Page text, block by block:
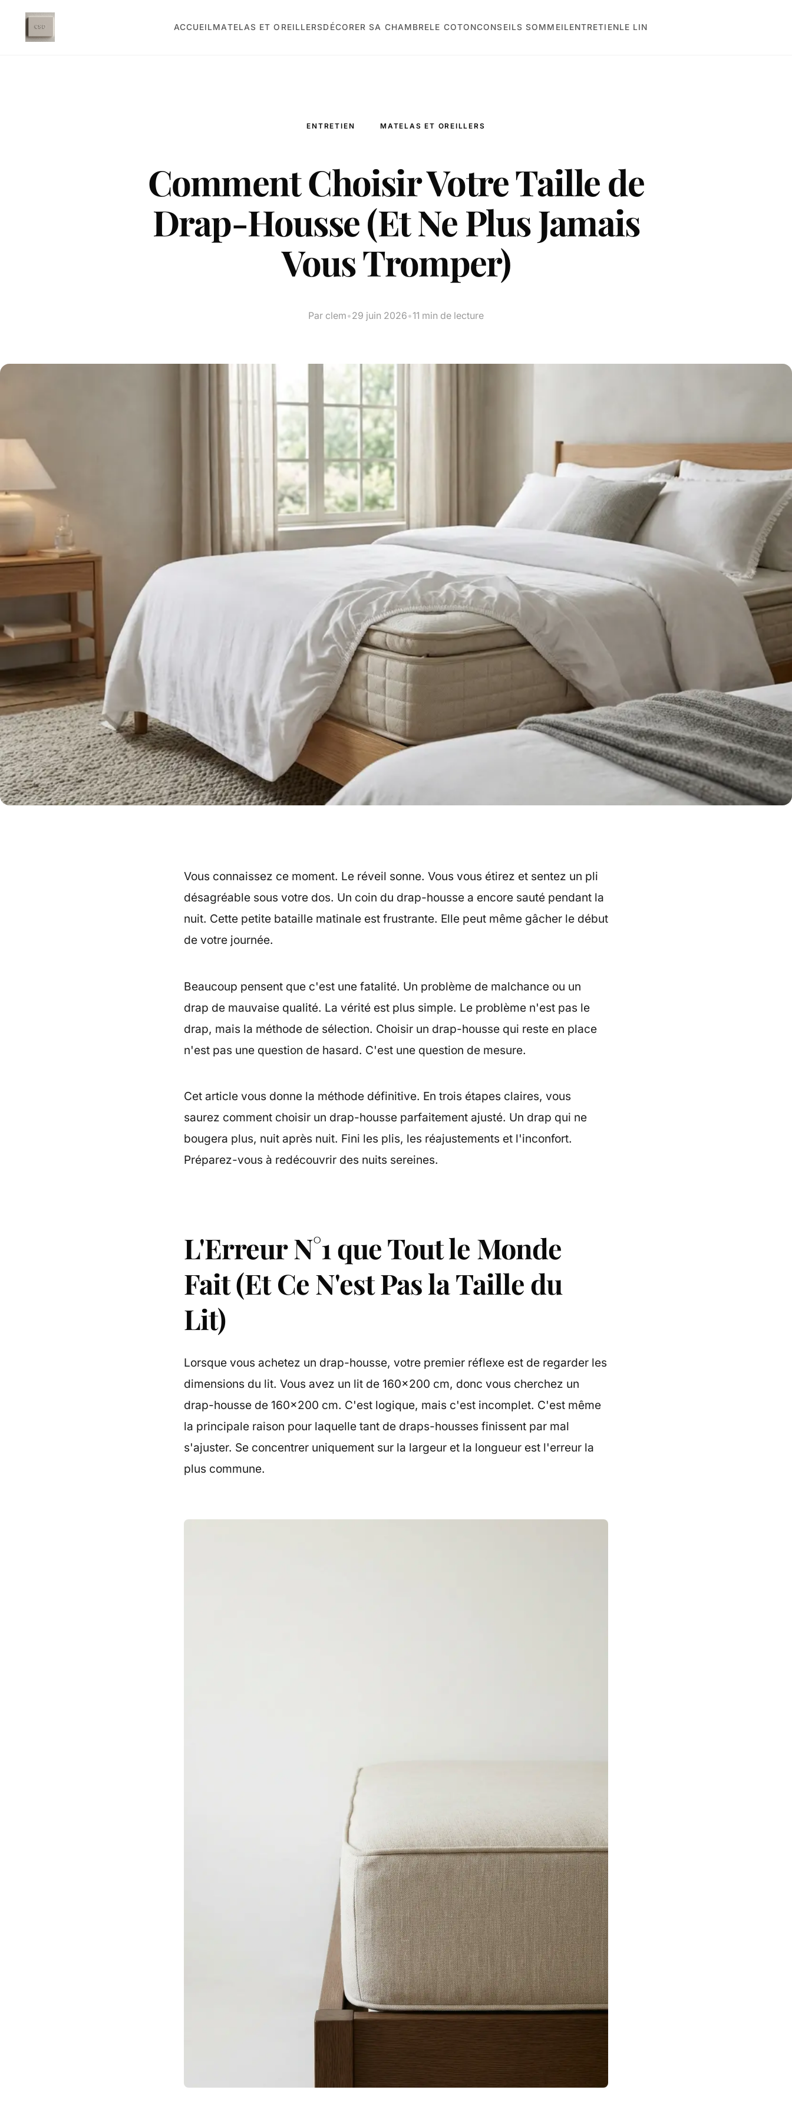
ACCUEILMATELAS ET OREILLERSDÉCORER SA CHAMBRELE COTONCONSEILS SOMMEILENTRETIENLE LIN
ENTRETIEN MATELAS ET OREILLERS
Comment Choisir Votre Taille de
Drap-Housse (Et Ne Plus Jamais
Vous Tromper)
Par clem•29 juin 2026•11 min de lecture
Vous connaissez ce moment. Le réveil sonne. Vous vous étirez et sentez un pli
désagréable sous votre dos. Un coin du drap-housse a encore sauté pendant la
nuit. Cette petite bataille matinale est frustrante. Elle peut même gâcher le début
de votre journée.
Beaucoup pensent que c'est une fatalité. Un problème de malchance ou un
drap de mauvaise qualité. La vérité est plus simple. Le problème n'est pas le
drap, mais la méthode de sélection. Choisir un drap-housse qui reste en place
n'est pas une question de hasard. C'est une question de mesure.
Cet article vous donne la méthode définitive. En trois étapes claires, vous
saurez comment choisir un drap-housse parfaitement ajusté. Un drap qui ne
bougera plus, nuit après nuit. Fini les plis, les réajustements et l'inconfort.
Préparez-vous à redécouvrir des nuits sereines.
L'Erreur N°1 que Tout le Monde
Fait (Et Ce N'est Pas la Taille du
Lit)
Lorsque vous achetez un drap-housse, votre premier réflexe est de regarder les
dimensions du lit. Vous avez un lit de 160×200 cm, donc vous cherchez un
drap-housse de 160×200 cm. C'est logique, mais c'est incomplet. C'est même
la principale raison pour laquelle tant de draps-housses finissent par mal
s'ajuster. Se concentrer uniquement sur la largeur et la longueur est l'erreur la
plus commune.